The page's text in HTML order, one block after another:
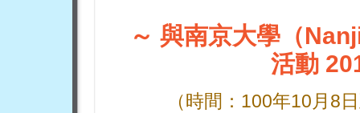
～ 與南京大學（
活動
（時間： 100年10月8